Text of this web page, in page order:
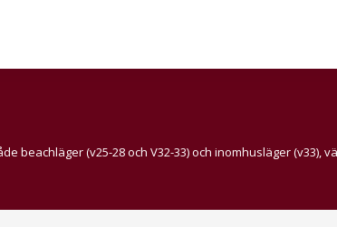
beachläger (v25-28 och V32-33) och inomhusläger (v33),